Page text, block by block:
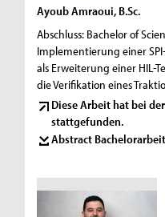
Ayoub Amraoui, B.Sc.
Abschluss: Bachelor of
Implementierung einer
als Erweiterung einer HIL-
die Verifikation eines
Diese Arbeit hat bei
stattgefunden.
Abstract Bachelorarbeit